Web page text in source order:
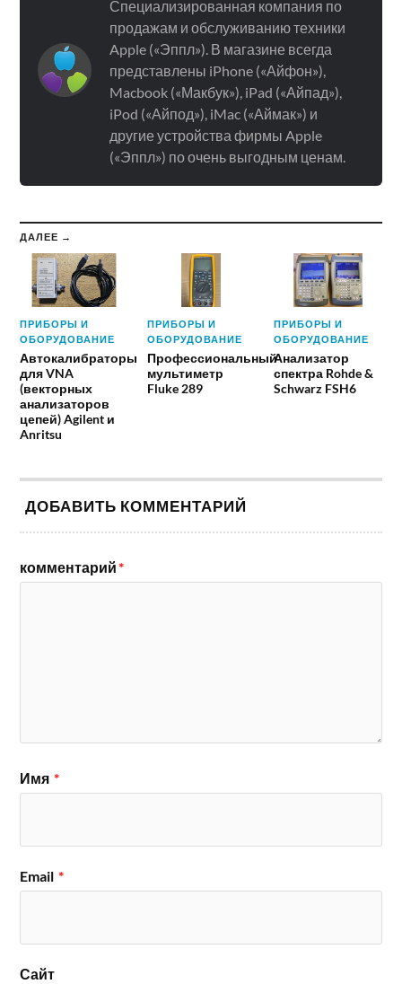
Специализированная компания по
продажам и обслуживанию техники
Apple («Эппл»). В магазине всегда
представлены iPhone («Айфон»),
Macbook («Макбук»), iPad («Айпад»),
iPod («Айпод»), iMac («Аймак») и
другие устройства фирмы Apple
(«Эппл») по очень выгодным ценам.
ДАЛЕЕ →
ПРИБОРЫ И
ОБОРУДОВАНИЕ
Автокалибраторы
для VNA
(векторных
анализаторов
цепей) Agilent и
Anritsu
ПРИБОРЫ И
ОБОРУДОВАНИЕ
Профессиональный
мультиметр
Fluke 289
ПРИБОРЫ И
ОБОРУДОВАНИЕ
Анализатор
спектра Rohde &
Schwarz FSH6
ДОБАВИТЬ КОММЕНТАРИЙ
комментарий*
Имя *
Email *
Сайт